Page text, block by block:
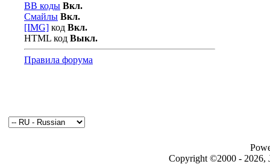
BB коды Вкл.
Смайлы Вкл.
[IMG] код Вкл.
HTML код Выкл.
Правила форума
Copyright ©2000 - 2026,